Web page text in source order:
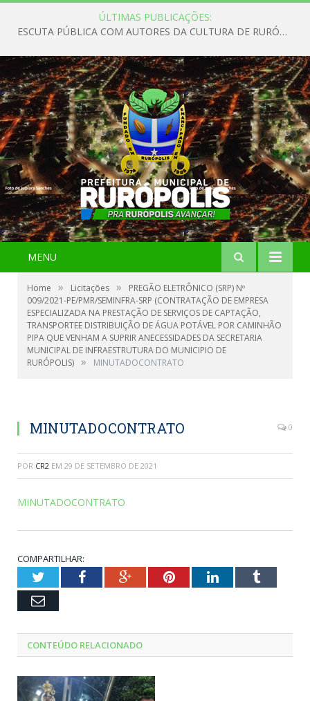
ÚLTIMAS PUBLICAÇÕES:
ESCUTA PÚBLICA COM AUTORES DA CULTURA DE RURÓPOLIS
MENU
Home » Licitações »
PREGÃO ELETRÔNICO (SRP) Nº
009/2021-PE/PMR/SEMINFRA-SRP (CONTRATAÇÃO DE EMPRESA
ESPECIALIZADA NA PRESTAÇÃO DE SERVIÇOS DE CAPTAÇÃO,
TRANSPORTEE DISTRIBUIÇÃO DE ÁGUA POTÁVEL POR CAMINHÃO
PIPA QUE VENHAM A SUPRIR ANECESSIDADES DA SECRETARIA
MUNICIPAL DE INFRAESTRUTURA DO MUNICIPIO DE
RURÓPOLIS) » MINUTADOCONTRATO
MINUTADOCONTRATO 0
POR CR2 EM 29 DE SETEMBRO DE 2021
MINUTADOCONTRATO
COMPARTILHAR:
TwitterFacebookGoogle+PinterestLinkedInTumblr
Email
CONTEÚDO RELACIONADO